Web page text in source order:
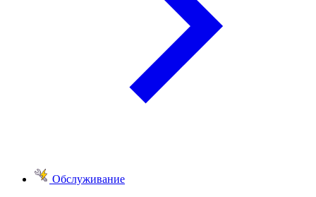
Обслуживание